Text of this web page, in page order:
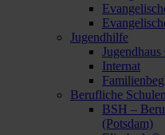
Jugendhilfe
Jugendhaus
Internat
Berufliche Schulen
BSH –
(Potsdam)